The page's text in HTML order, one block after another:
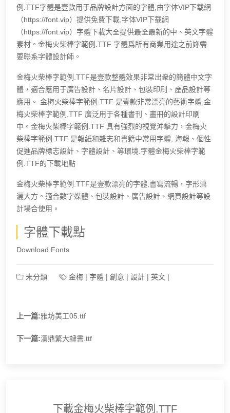
例.TTF字體是壹款用于品牌設計方面的字體,由字体VIP下载網
（https://font.vip）提供免費下載,字体VIP下载網
（https://font.vip）字體下載大全提供最全最新的中、英文字體
素材。金梅火柴棒字範例.TTF 字體爲所有商業用途之前妳需
要聯系字體設計師。
金梅火柴棒字範例.TTF是壹款整體效果非常出衆的簡體中文字
體，適合應用于廣告設計、名片設計、包裝印刷、産品設計等
應用。 金梅火柴棒字範例.TTF 是壹款非常漂亮的藝術字體,金
梅火柴棒字範例.TTF 廣泛用于各種書刊、畫冊的設計印刷
中。金梅火柴棒字範例.TTF 具有強烈的視覺沖擊力，金梅火
柴棒字範例.TTF 是報紙和雜志和書籍中常用字體, 海報、個性
促進品牌標志設計、字體設計、等環境.字體金梅火柴棒字範
例.TTF的下載地點
金梅火柴棒字範例.TTF是壹款漂亮的字體,書寫流暢，字形潇
灑大方。適合數字媒體、包裝設計、廣告設計、網頁設計等設
計場合使用。
字體下載點
Download Fonts
未分類 金梅 | 字體 | 創意 | 設計 | 英文 |
上一篇:雅坊美工05.ttf
下一篇:漢鼎繁大隸書.ttf
下載金梅火柴棒字範例.TTF